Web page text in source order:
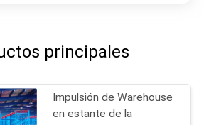
principales
Impulsión de Warehouse
en estante de la